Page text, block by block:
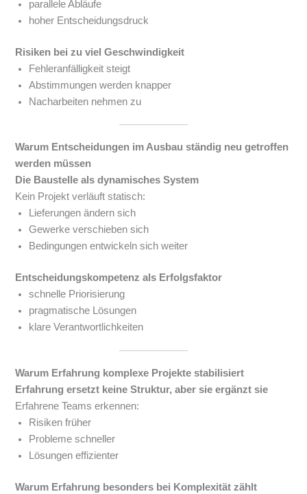
parallele Abläufe
hoher Entscheidungsdruck
Risiken bei zu viel Geschwindigkeit
Fehleranfälligkeit steigt
Abstimmungen werden knapper
Nacharbeiten nehmen zu
Warum Entscheidungen im Ausbau ständig neu getroffen
werden müssen
Die Baustelle als dynamisches System
Kein Projekt verläuft statisch:
Lieferungen ändern sich
Gewerke verschieben sich
Bedingungen entwickeln sich weiter
Entscheidungskompetenz als Erfolgsfaktor
schnelle Priorisierung
pragmatische Lösungen
klare Verantwortlichkeiten
Warum Erfahrung komplexe Projekte stabilisiert
Erfahrung ersetzt keine Struktur, aber sie ergänzt sie
Erfahrene Teams erkennen:
Risiken früher
Probleme schneller
Lösungen effizienter
Warum Erfahrung besonders bei Komplexität zählt